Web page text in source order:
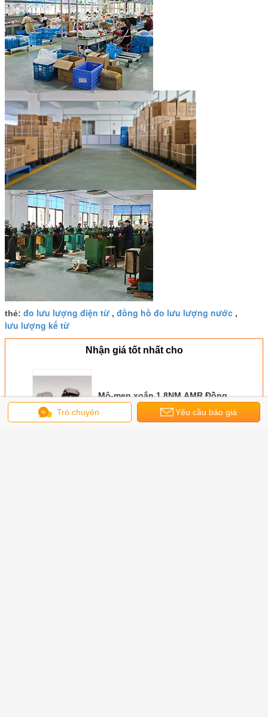
thẻ: đo lưu lượng điện từ , đồng hồ đo lưu lượng nước ,
lưu lượng kế từ
Nhận giá tốt nhất cho
Mô-men xoắn 1.8NM AMR Đồng
hồ nước DC5V Bộ truyền động
van điện
Trò chuyện Yêu cầu báo giá